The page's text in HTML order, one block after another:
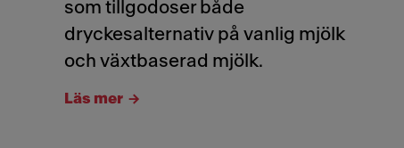
som tillgodoser både
dryckesalternativ på vanlig mjölk
och växtbaserad mjölk.
Läs mer